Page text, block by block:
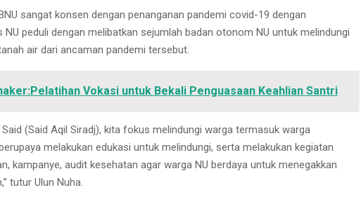
sangat konsen dengan penanganan pandemi covid-19 dengan
peduli dengan melibatkan sejumlah badan otonom NU untuk melindungi
air dari ancaman pandemi tersebut.
Vokasi untuk Bekali Penguasaan Keahlian Santri
Said (Said Aqil Siradj), kita fokus melindungi warga termasuk warga
melakukan edukasi untuk melindungi, serta melakukan kegiatan
kampanye, audit kesehatan agar warga NU berdaya untuk menegakkan
tutur Ulun Nuha.